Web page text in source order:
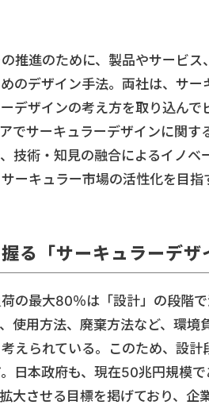
推進のために、製品やサービス
のデザイン手法。両社は、サー
デザインの考え方を取り込んで
でサーキュラーデザインに関す
技術・知見の融合によるイノベ
ーキュラー市場の活性化を目指
る「サーキュラーデザ
の最大80％は「設計」の段階
使用方法、廃棄方法など、環境
えられている。このため、設計
日本政府も、現在50兆円規模
させる目標を掲げており、企